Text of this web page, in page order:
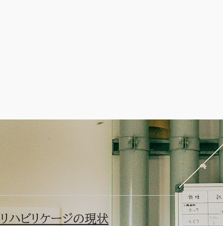
とまり木作製
執筆：佐藤潤一 当番日記
リハビリケージの現状